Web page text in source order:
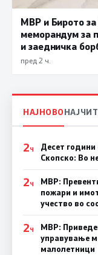
МВР и Бирото
меморандум за
и заедничка
пред 2 ч.
НАЈНОВО
2Ч
Десет
Скопско: Во
2Ч
МВР:
пожари и
учество во
2Ч
МВР:
управување
малолетници